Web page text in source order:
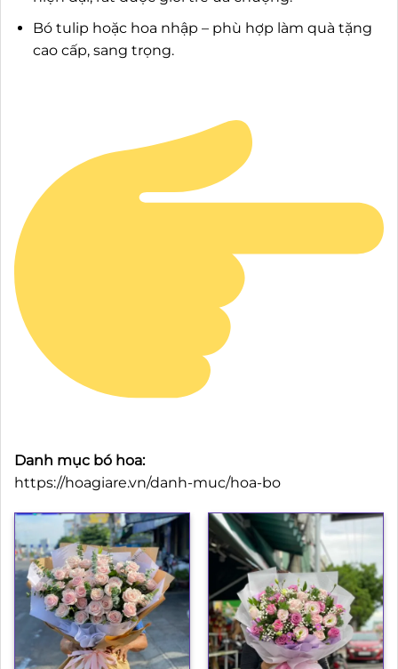
Bó tulip hoặc hoa nhập – phù hợp làm quà tặng
cao cấp, sang trọng.
Danh mục bó hoa:
https://hoagiare.vn/danh-muc/hoa-bo